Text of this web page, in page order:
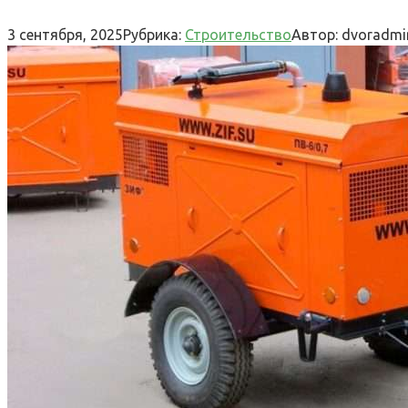
3 сентября, 2025Рубрика: СтроительствоАвтор: